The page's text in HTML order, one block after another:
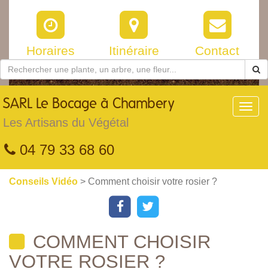
Horaires Itinéraire Contact
SARL Le Bocage à Chambery
Les Artisans du Végétal
04 79 33 68 60
Conseils Vidéo > Comment choisir votre rosier ?
COMMENT CHOISIR
VOTRE ROSIER ?